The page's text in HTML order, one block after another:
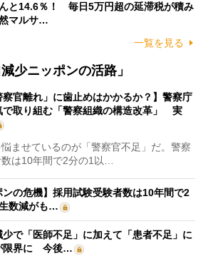
んと14.6％！ 毎日5万円超の延滞税が積み
マルサ…
一覧を見る
少ニッポンの活路」
察官離れ」に歯止めはかかるか？】警察庁
で取り組む「警察組織の構造改革」 実
ませているのが「警察官不足」だ。警察
は10年間で2分の1以…
ンの危機】採用試験受験者数は10年間で2
数減がも…
少で「医師不足」に加えて「患者不足」に
限界に 今後…